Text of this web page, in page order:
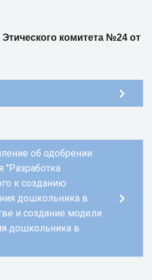
комитета №24 от
об одобрении
"Разработка
к созданию
дошкольника в
и создание модели
дошкольника в